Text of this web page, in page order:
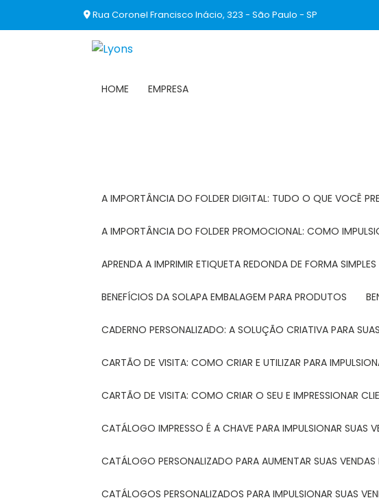
Rua Coronel Francisco Inácio, 323 - São Paulo - SP
HOME EMPRESA
A IMPORTÂNCIA DO FOLDER DIGITAL: TUDO O QUE VOCÊ
A IMPORTÂNCIA DO FOLDER PROMOCIONAL: COMO
APRENDA A IMPRIMIR ETIQUETA REDONDA DE FORMA SIMPLES
BENEFÍCIOS DA SOLAPA EMBALAGEM PARA PRODUTOS
CADERNO PERSONALIZADO: A SOLUÇÃO CRIATIVA PARA
CARTÃO DE VISITA: COMO CRIAR E UTILIZAR PARA
CARTÃO DE VISITA: COMO CRIAR O SEU E IMPRESSIONAR
CATÁLOGO IMPRESSO É A CHAVE PARA IMPULSIONAR SUAS
CATÁLOGO PERSONALIZADO PARA AUMENTAR SUAS
CATÁLOGOS PERSONALIZADOS PARA IMPULSIONAR SUAS